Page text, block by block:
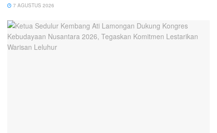
7 AGUSTUS 2026